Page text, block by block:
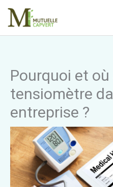
Aller
contenu
Pourquoi et
tensiomètre
entreprise ?